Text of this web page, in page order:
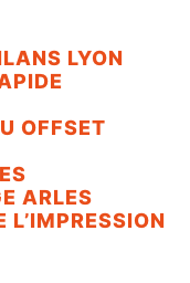
LYON
OFFSET
ARLES
L’IMPRESSION